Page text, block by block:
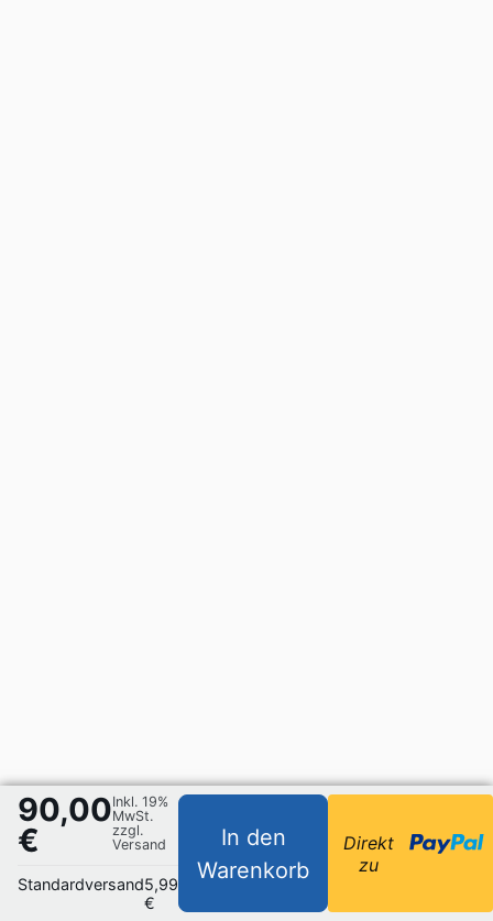
90,00
€
Inkl. 19%
MwSt.
zzgl.
Versand
Standardversand5,99
€
In den
Warenkorb
Direkt
zu